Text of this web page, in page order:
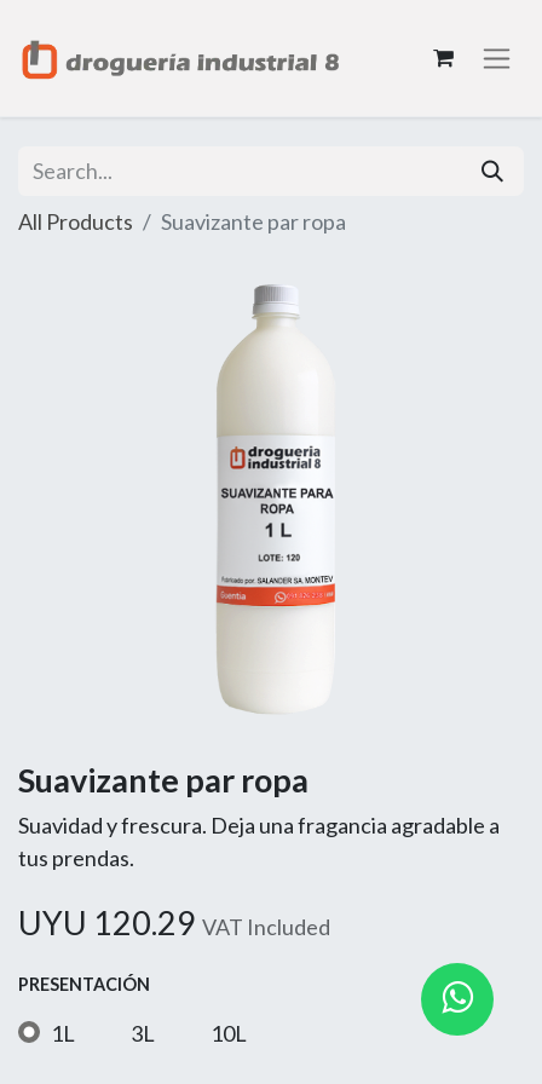
All Products Suavizante par ropa
Suavizante par ropa
Suavidad y frescura. Deja una fragancia agradable a
tus prendas.
UYU 120.29 VAT Included
PRESENTACIÓN
1L 3L 10L